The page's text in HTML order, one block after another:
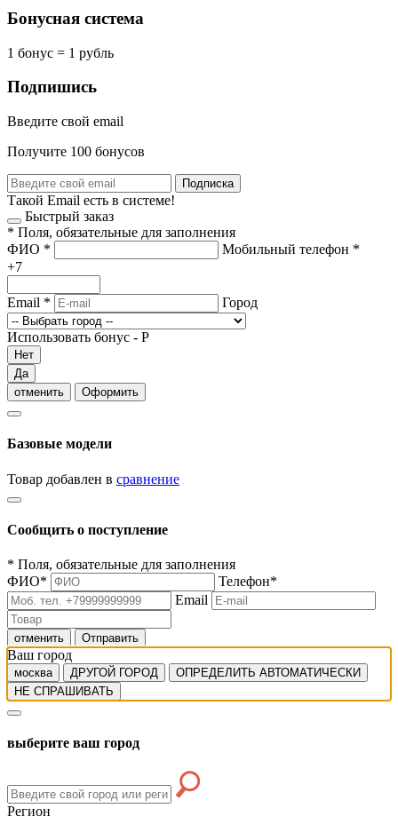
Бонусная система
1 бонус = 1 рубль
Подпишись
Введите свой email
Получите 100 бонусов
Подписка
Такой Email есть в системе!
Быстрый заказ
* Поля, обязательные для заполнения
ФИО * Мобильный телефон *
+7
Email * Город
Использовать бонус - Р
Нет
Да
отменить
Оформить
Базовые модели
Товар добавлен в сравнение
Сообщить о поступление
* Поля, обязательные для заполнения
ФИО* Телефон*
Email
отменить Отправить
Ваш город
москва ДРУГОЙ ГОРОД
ОПРЕДЕЛИТЬ АВТОМАТИЧЕСКИ
НЕ СПРАШИВАТЬ
выберите ваш город
Регион